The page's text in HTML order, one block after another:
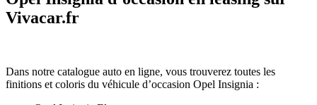
Vivacar.fr
Dans notre catalogue auto en ligne, vous trouverez toutes les
finitions et coloris du véhicule d’occasion Opel Insignia :